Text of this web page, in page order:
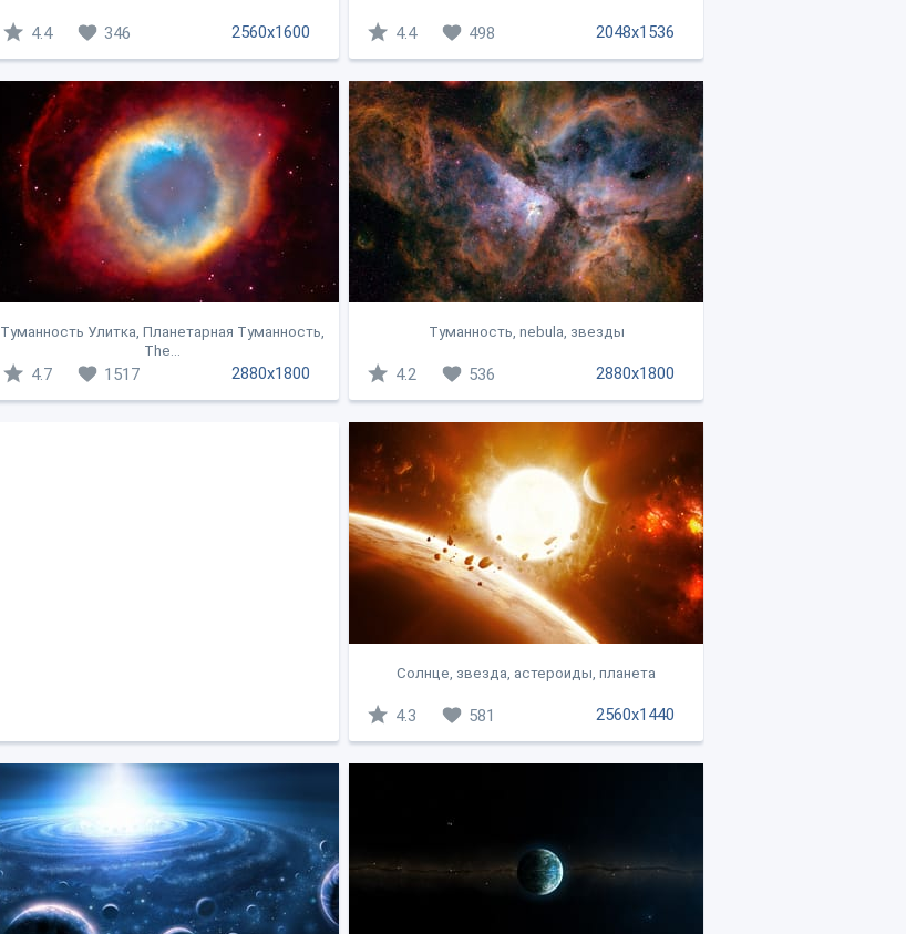
2560x1600
4.4 346 2048x1536
4.4 498
Туманность Улитка, Планетарная Туманность,
The...
2880x1800
4.7 1517
Туманность, nebula, звезды
2880x1800
4.2 536
Солнце, звезда, астероиды, планета
2560x1440
4.3 581